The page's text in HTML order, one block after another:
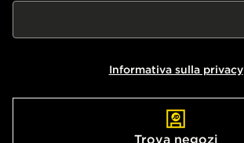
Informativa sulla privacy
Trova negozi